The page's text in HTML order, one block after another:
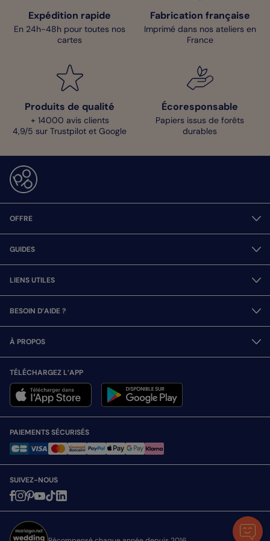
Expédition rapide
En 24h-48h pour toutes nos
cartes
Fabrication française
Imprimé dans nos ateliers en
France
Produits de qualité
+ 14000 avis clients
4,9/5 sur Trustpilot et Google
Écoresponsable
Papiers issus de forêts
durables
OFFRE
GUIDES
LIENS UTILES
BESOIN D’AIDE ?
À PROPOS
TÉLÉCHARGEZ L’APP
PAIEMENTS SÉCURISÉS
SUIVEZ-NOUS